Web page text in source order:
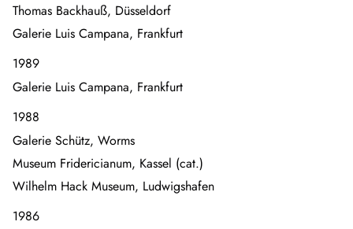
Thomas Backhauß, Düsseldorf
Galerie Luis Campana, Frankfurt
1989
Galerie Luis Campana, Frankfurt
1988
Galerie Schütz, Worms
Museum Fridericianum, Kassel (cat.)
Wilhelm Hack Museum, Ludwigshafen
1986